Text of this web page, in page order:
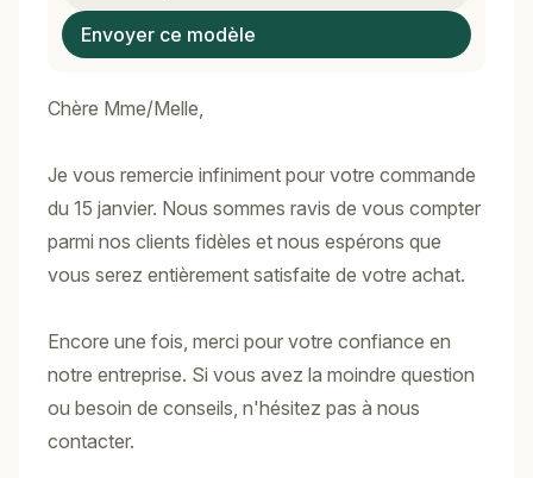
Envoyer ce modèle
Chère Mme/Melle,
Je vous remercie infiniment pour votre commande
du 15 janvier. Nous sommes ravis de vous compter
parmi nos clients fidèles et nous espérons que
vous serez entièrement satisfaite de votre achat.
Encore une fois, merci pour votre confiance en
notre entreprise. Si vous avez la moindre question
ou besoin de conseils, n'hésitez pas à nous
contacter.